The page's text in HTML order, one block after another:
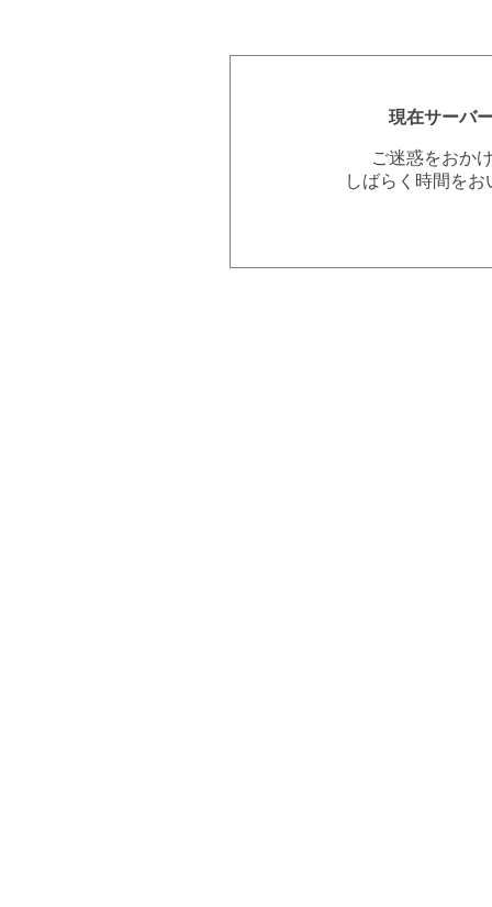
現在サーバ
ご迷惑をおか
しばらく時間を